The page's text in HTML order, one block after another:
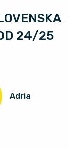
24/25
Adria